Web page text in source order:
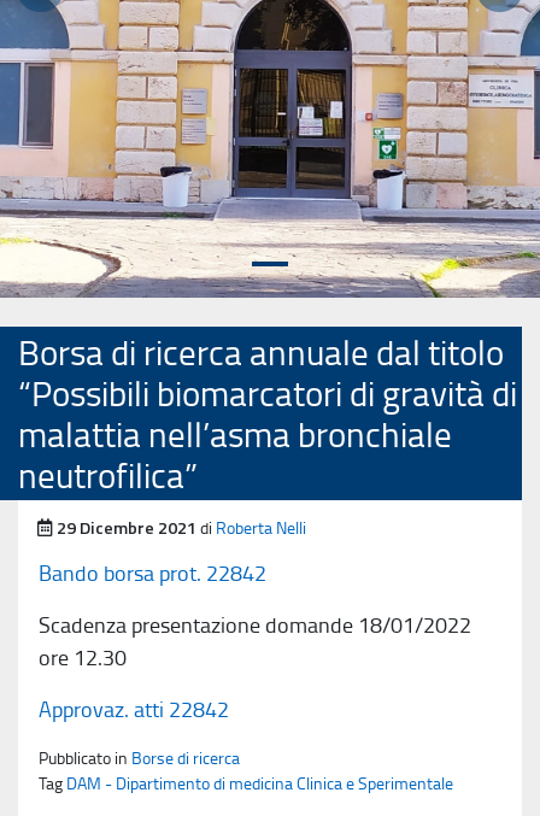
Borsa di ricerca annuale dal titolo
“Possibili biomarcatori di gravità di
malattia nell’asma bronchiale
neutrofilica”
Pubblicato il
29 Dicembre 2021 di Roberta Nelli
Bando borsa prot. 22842
Scadenza presentazione domande 18/01/2022
ore 12.30
Approvaz. atti 22842
Pubblicato in Borse di ricerca
Tag DAM - Dipartimento di medicina Clinica e Sperimentale